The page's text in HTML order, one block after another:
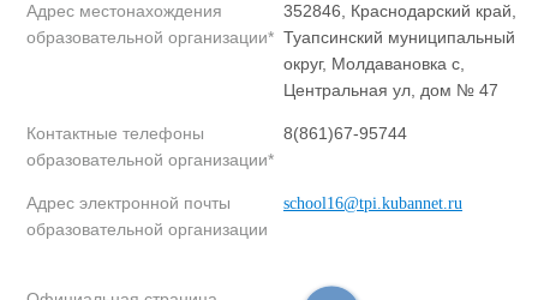
Адрес местонахождения
образовательной организации*
352846, Краснодарский край,
Туапсинский муниципальный
округ, Молдавановка с,
Центральная ул, дом № 47
Контактные телефоны
образовательной организации*
8(861)67-95744
Адрес электронной почты
образовательной организации
school16@tpi.kubannet.ru